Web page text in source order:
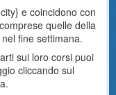
e coincidono con
quelle della
fine settimana.
sui loro corsi puoi
cliccando sul